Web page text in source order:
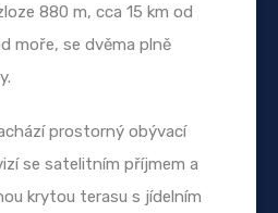
880 m, cca 15 km od
moře, se dvěma plně
prostorný obývací
se satelitním příjmem a
krytou terasu s jídelním